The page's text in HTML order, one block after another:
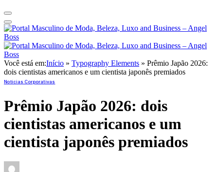
Você está em:Início » Typography Elements » Prêmio Japão 2026:
dois cientistas americanos e um cientista japonês premiados
Notícias Corporativas
Prêmio Japão 2026: dois
cientistas americanos e um
cientista japonês premiados